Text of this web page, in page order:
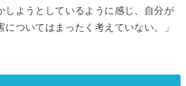
しようとしているように感じ、自分が
についてはまったく考えていない。」